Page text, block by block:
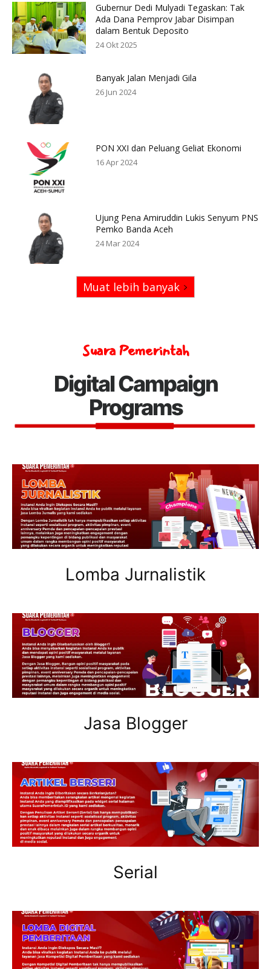
Gubernur Dedi Mulyadi Tegaskan: Tak
Ada Dana Pemprov Jabar Disimpan
dalam Bentuk Deposito
24 Okt 2025
Banyak Jalan Menjadi Gila
26 Jun 2024
PON XXI dan Peluang Geliat Ekonomi
16 Apr 2024
Ujung Pena Amiruddin Lukis Senyum PNS
Pemko Banda Aceh
24 Mar 2024
Muat lebih banyak
Suara Pemerintah
Digital Campaign
Programs
Lomba Jurnalistik
Jasa Blogger
Serial